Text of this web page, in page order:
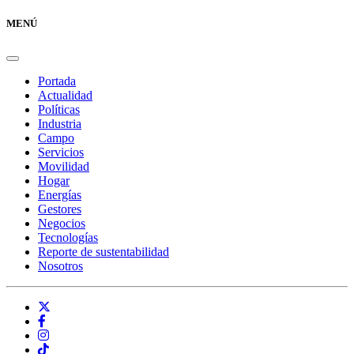
MENÚ
Portada
Actualidad
Políticas
Industria
Campo
Servicios
Movilidad
Hogar
Energías
Gestores
Negocios
Tecnologías
Reporte de sustentabilidad
Nosotros